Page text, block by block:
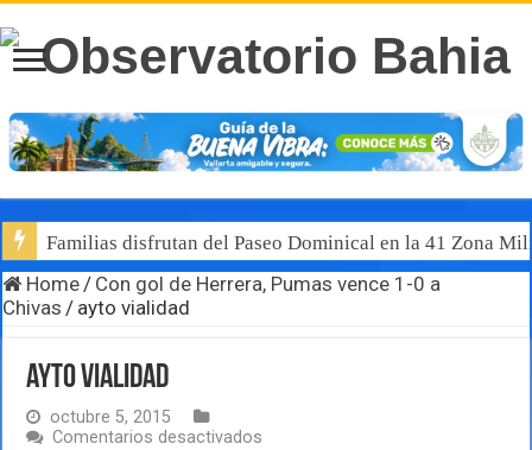
Familias disfrutan del Paseo Dominical en la 41 Zona
Home/ Con gol de Herrera, Pumas vence 1-0 a
Chivas / ayto vialidad
ayto vialidad
octubre 5, 2015
Comentarios desactivados